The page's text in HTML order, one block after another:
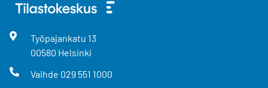
Työpajankatu 13
00580 Helsinki
Vaihde 029 551 1000